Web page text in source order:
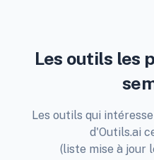
Les outils les
Les outils qui
d'Outils.ai
(liste mise à jour